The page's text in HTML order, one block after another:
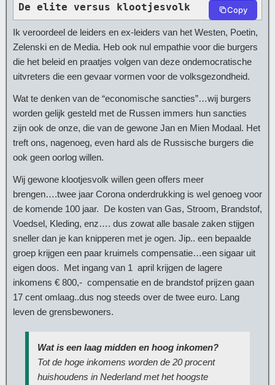
De elite versus klootjesvolk Copy
Ik veroordeel de leiders en ex-leiders van het Westen, Poetin,
Zelenski en de Media. Heb ook nul empathie voor die burgers
die het beleid en praatjes volgen van deze ondemocratische
uitvreters die een gevaar vormen voor de volksgezondheid.
Wat te denken van de “economische sancties”…wij burgers
worden gelijk gesteld met de Russen immers hun sancties
zijn ook de onze, die van de gewone Jan en Mien Modaal. Het
treft ons, nagenoeg, even hard als de Russische burgers die
ook geen oorlog willen.
Wij gewone klootjesvolk willen geen offers meer
brengen….twee jaar Corona onderdrukking is wel genoeg voor
de komende 100 jaar. De kosten van Gas, Stroom, Brandstof,
Voedsel, Kleding, enz…. dus zowat alle basale zaken stijgen
sneller dan je kan knipperen met je ogen. Jip.. een bepaalde
groep krijgen een paar kruimels compensatie…een sigaar uit
eigen doos. Met ingang van 1 april krijgen de lagere
inkomens € 800,- compensatie en de brandstof prijzen gaan
17 cent omlaag..dus nog steeds over de twee euro. Lang
leven de grensbewoners.
Wat is een laag midden en hoog inkomen?
Tot de hoge inkomens worden de 20 procent
huishoudens in Nederland met het hoogste